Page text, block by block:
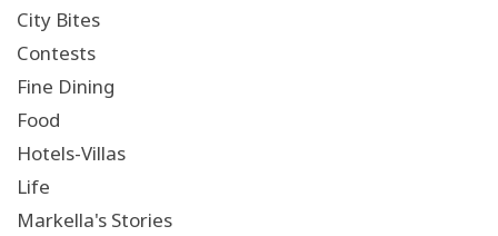
City Bites
Contests
Fine Dining
Food
Hotels-Villas
Life
Markella's Stories